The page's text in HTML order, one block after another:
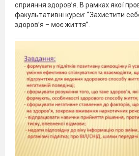
сприяння здоров’я. В рамках якої
факультативні курси: “Захистити
здоров’я – моє життя”.